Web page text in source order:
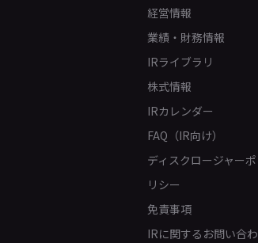
経営情報
業績・財務情報
IRライブラリ
株式情報
IRカレンダー
FAQ（IR向け）
ディスクロージャーポ
リシー
免責事項
IRに関するお問い合わ